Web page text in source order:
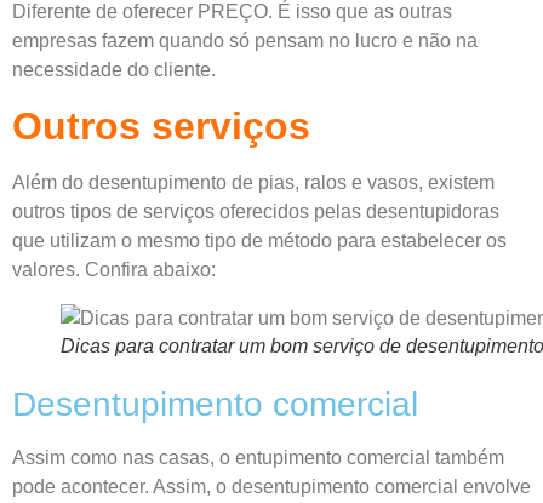
Diferente de oferecer PREÇO. É isso que as outras
empresas fazem quando só pensam no lucro e não na
necessidade do cliente.
Outros serviços
Além do desentupimento de pias, ralos e vasos, existem
outros tipos de serviços oferecidos pelas desentupidoras
que utilizam o mesmo tipo de método para estabelecer os
valores. Confira abaixo:
Dicas para contratar um bom serviço de desentupimento
Desentupimento comercial
Assim como nas casas, o entupimento comercial também
pode acontecer. Assim, o desentupimento comercial envolve